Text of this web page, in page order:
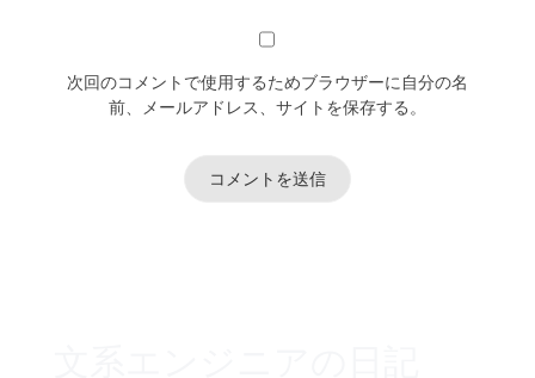
次回のコメントで使用するためブラウザーに自分の名
前、メールアドレス、サイトを保存する。